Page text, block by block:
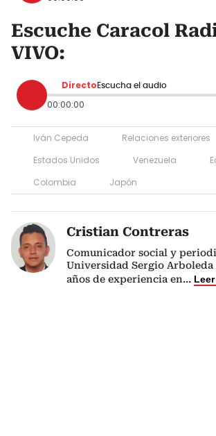
Escuche Caracol
VIVO:
Directo Escucha el audio
00:00:00
Iván Cepeda
Relaciones exteriores
Estados Unidos
Venezuela
Colombia
Japón
Cristian Contreras
Comunicador social y
Universidad Sergio Arboleda
años de experiencia en...